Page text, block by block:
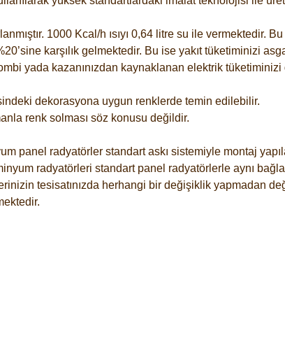
1000 Kcal/h ısıyı 0,64 litre su ile vermektedir.
karşılık gelmektedir. Bu ise yakıt tüketiminizi
yada kazanınızdan kaynaklanan elektrik
dekorasyona uygun renklerde temin edilebilir.
renk solması söz konusu değildir.
panel radyatörler standart askı sistemiyle montaj
radyatörleri standart panel radyatörlerle aynı
tesisatınızda herhangi bir değişiklik yapmadan